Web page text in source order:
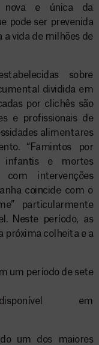
nova e única da
pode ser prevenida
a vida de milhões de
sobre
dividida em
por clichês são
e profissionais de
alimentares
“Famintos por
infantis e mortes
intervenções
coincide com o
particularmente
Neste período, as
próxima colheita e a
um período de sete
em
um dos maiores